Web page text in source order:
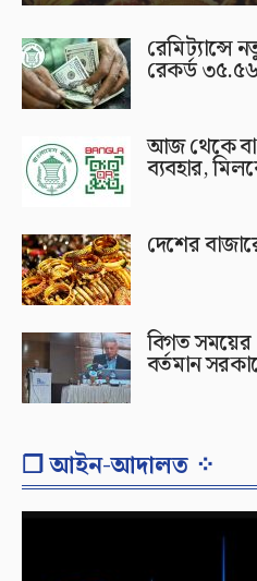
রেমিট্যান্সে
রেকর্ড
আজ থেকে
ব্যবহার,
দেশের
বিগত সময়ের
বর্তমান
❐ আইন-আদালত ⁘